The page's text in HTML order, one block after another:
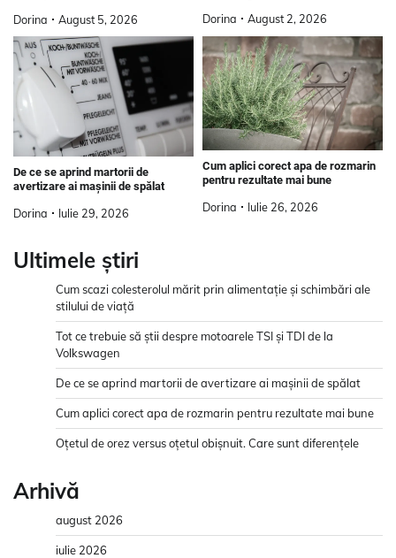
Dorina August 5, 2026 Dorina August 2, 2026
De ce se aprind martorii de
avertizare ai mașinii de spălat
Dorina Iulie 29, 2026
Cum aplici corect apa de rozmarin
pentru rezultate mai bune
Dorina Iulie 26, 2026
Ultimele știri
Cum scazi colesterolul mărit prin alimentație și schimbări ale
stilului de viață
Tot ce trebuie să știi despre motoarele TSI și TDI de la
Volkswagen
De ce se aprind martorii de avertizare ai mașinii de spălat
Cum aplici corect apa de rozmarin pentru rezultate mai bune
Oțetul de orez versus oțetul obișnuit. Care sunt diferențele
Arhivă
august 2026
iulie 2026